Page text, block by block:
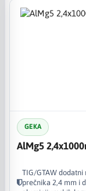
GEKA
AlMg5
TIG/GTAW
prečnika 2,4 mm i